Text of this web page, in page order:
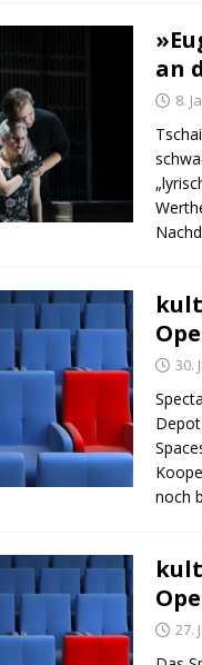
an
8.
30.
noch
27.